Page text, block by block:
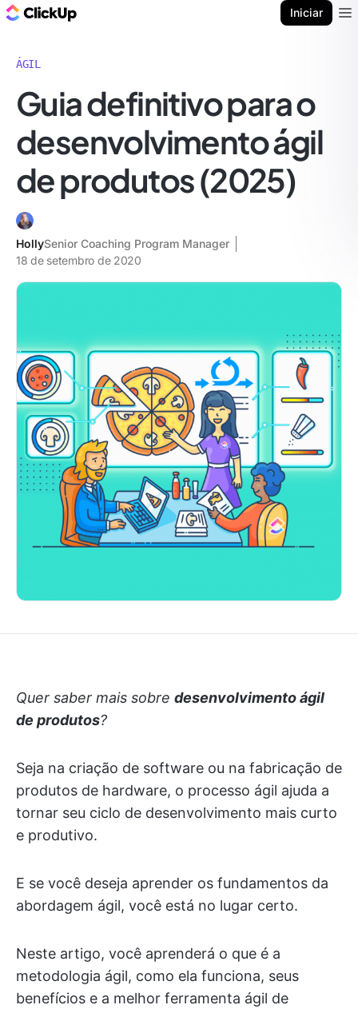
Iniciar
ÁGIL
Guia definitivo para o
desenvolvimento ágil
de produtos (2025)
HollySenior Coaching Program Manager
18 de setembro de 2020
Quer saber mais sobre desenvolvimento ágil
de produtos?
Seja na criação de software ou na fabricação de
produtos de hardware, o processo ágil ajuda a
tornar seu ciclo de desenvolvimento mais curto
e produtivo.
E se você deseja aprender os fundamentos da
abordagem ágil, você está no lugar certo.
Neste artigo, você aprenderá o que é a
metodologia ágil, como ela funciona, seus
benefícios e a melhor ferramenta ágil de